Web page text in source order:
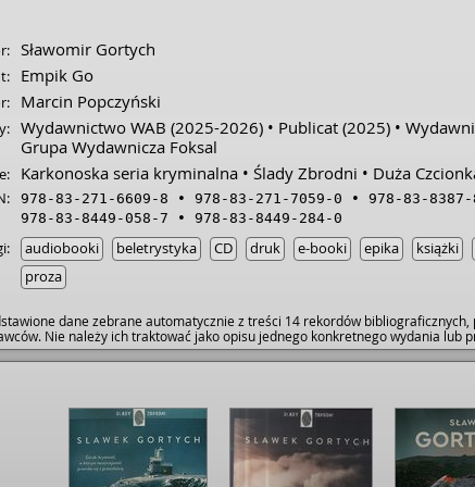
Sławomir Gortych
Empik Go
Marcin Popczyński
Wydawnictwo WAB (2025-2026) Publicat (2025)
Grupa Wydawnicza Foksal
Karkonoska seria kryminalna Ślady Zbrodni Duża
978-83-271-6609-8 978-83-271-7059-0 978-83-8387-
978-83-8449-058-7
978-83-8449-284-0
audiobooki beletrystyka CD druk e-booki epika książki
proza
dane zebrane automatycznie z treści 14 rekordów bibliograficznych,
Nie należy ich traktować jako opisu jednego konkretnego wydania lub